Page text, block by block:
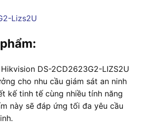
DS-2CD2623G2-LIZS2U
cho nhu cầu giám sát an ninh
kế tinh tế cùng nhiều tính năng
này sẽ đáp ứng tối đa yêu cầu